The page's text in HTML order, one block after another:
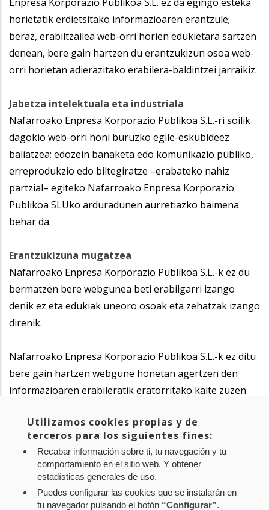
Enpresa Korporazio Publikoa S.L. ez da egingo esteka
horietatik erdietsitako informazioaren erantzule;
beraz, erabiltzailea web-orri horien edukietara sartzen
denean, bere gain hartzen du erantzukizun osoa web-
orri horietan adierazitako erabilera-baldintzei jarraikiz.
Jabetza intelektuala eta industriala
Nafarroako Enpresa Korporazio Publikoa S.L.-ri soilik
dagokio web-orri honi buruzko egile-eskubideez
baliatzea; edozein banaketa edo komunikazio publiko,
erreprodukzio edo biltegiratze –erabateko nahiz
partzial– egiteko Nafarroako Enpresa Korporazio
Publikoa SLUko arduradunen aurretiazko baimena
behar da.
Erantzukizuna mugatzea
Nafarroako Enpresa Korporazio Publikoa S.L.-k ez du
bermatzen bere webgunea beti erabilgarri izango
denik ez eta edukiak uneoro osoak eta zehatzak izango
direnik.
Nafarroako Enpresa Korporazio Publikoa S.L.-k ez ditu
bere gain hartzen webgune honetan agertzen den
informazioaren erabileratik eratorritako kalte zuzen
Beraz, Nafarroako Enpresa Korporazio Publikoa S.L.-k
eskubidea izango du webgune honetako produktuen
eta zerbitzuen zehaztapenak aldatzeko.
Utilizamos cookies propias y de
terceros para los siguientes fines:
Recabar información sobre ti, tu navegación y tu
comportamiento en el sitio web. Y obtener
estadísticas generales de uso.
Puedes configurar las cookies que se instalarán en
tu navegador pulsando el botón “Configurar”.